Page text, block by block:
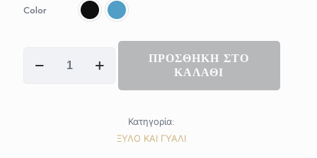
28,00 €.
είναι:
21,00 €.
Color
earrings
ΠΡΟΣΘΗΚΗ ΣΤΟ
ΚΑΛΑΘΙ
Κατηγορία:
ΞΥΛΟ ΚΑΙ ΓΥΑΛΙ